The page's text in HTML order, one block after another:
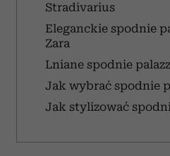
Stradivarius
Eleganckie spodnie
Zara
Lniane spodnie
Jak wybrać spodnie
Jak stylizować